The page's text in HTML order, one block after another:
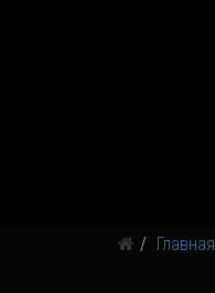
Главная